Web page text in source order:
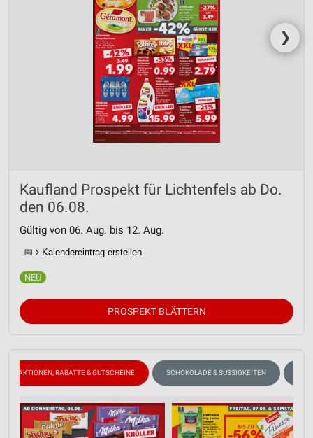
❯
Kaufland Prospekt für Lichtenfels ab Do.
den 06.08.
Gültig von 06. Aug. bis 12. Aug.
📅 Kalendereintrag erstellen
PROSPEKT BLÄTTERN
AKTIONEN, RABATTE & GUTSCHEINE SCHOKOLADE & SÜSSIGKEITEN